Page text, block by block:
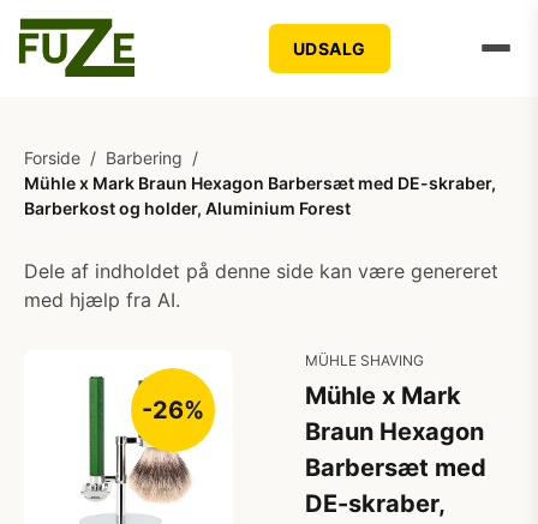
UDSALG
Forside / Barbering /
Mühle x Mark Braun Hexagon Barbersæt med DE-skraber,
Barberkost og holder, Aluminium Forest
Dele af indholdet på denne side kan være genereret
med hjælp fra AI.
-26%
MÜHLE SHAVING
Mühle x Mark
Braun Hexagon
Barbersæt med
DE-skraber,